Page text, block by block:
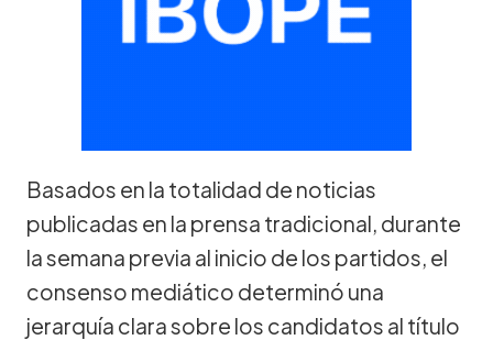
Basados en la totalidad de noticias
publicadas en la prensa tradicional, durante
la semana previa al inicio de los partidos, el
consenso mediático determinó una
jerarquía clara sobre los candidatos al título